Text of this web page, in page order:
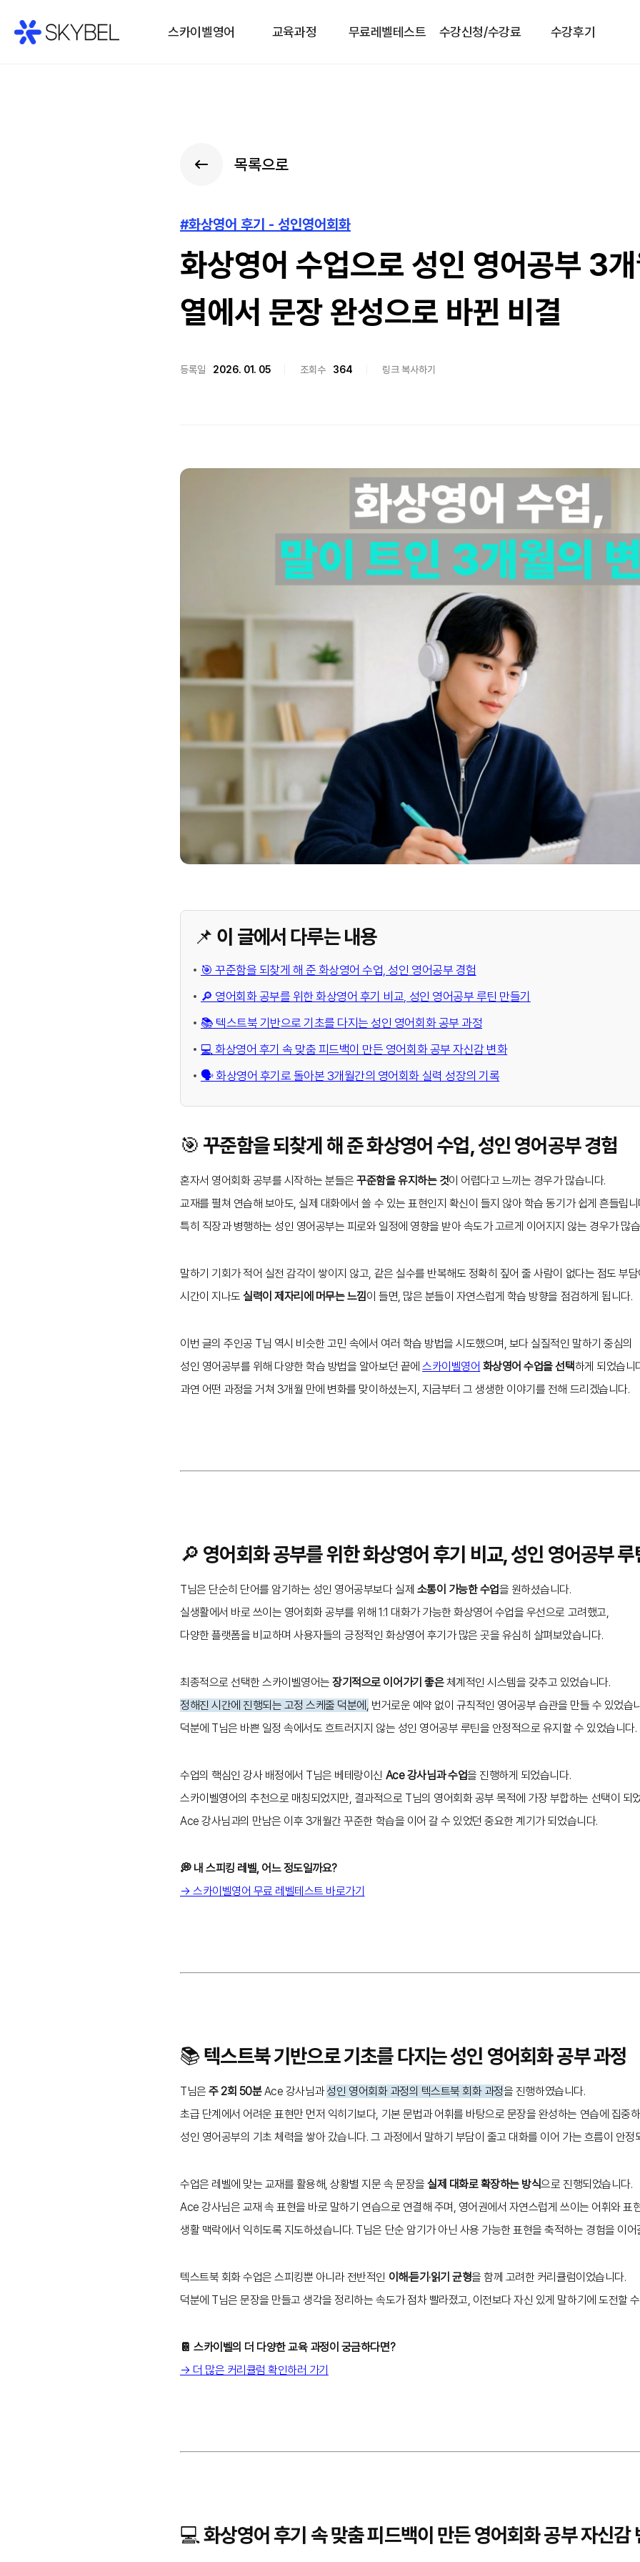
스카이벨영어 교육과정 무료레벨테스트 수강신청/수강료 수강후기
목록으로
#화상영어 후기 - 성인영어회화
화상영어 수업으로 성인 영어공부 3
열에서 문장 완성으로 바뀐 비결
등록일 2026. 01. 05 조회수 364 링크 복사하기
📌 이 글에서 다루는 내용
🎯 꾸준함을 되찾게 해 준 화상영어 수업, 성인 영어공부 경험
🔎 영어회화 공부를 위한 화상영어 후기 비교, 성인 영어공부 루틴 만들기
📚 텍스트북 기반으로 기초를 다지는 성인 영어회화 공부 과정
💻 화상영어 후기 속 맞춤 피드백이 만든 영어회화 공부 자신감 변화
🗣️ 화상영어 후기로 돌아본 3개월간의 영어회화 실력 성장의 기록
🎯 꾸준함을 되찾게 해 준 화상영어 수업, 성인 영어공부 경험
혼자서 영어회화 공부를 시작하는 분들은꾸준함을 유지하는 것이 어렵다고 느끼는 경우가 많습니다.
교재를 펼쳐 연습해 보아도, 실제 대화에서 쓸 수 있는 표현인지 확신이 들지 않아 학습 동기가 쉽게 흔들립니
특히 직장과 병행하는 성인 영어공부는 피로와 일정에 영향을 받아 속도가 고르게 이어지지 않는 경우가 많
말하기 기회가 적어 실전 감각이 쌓이지 않고, 같은 실수를 반복해도 정확히 짚어 줄 사람이 없다는 점도 부
시간이 지나도실력이 제자리에 머무는 느낌 이 들면, 많은 분들이 자연스럽게 학습 방향을 점검하게 됩니다.
이번 글의 주인공 T님 역시 비슷한 고민 속에서 여러 학습 방법을 시도했으며, 보다 실질적인 말하기 중심의
성인 영어공부를 위해 다양한 학습 방법을 알아보던 끝에스카이벨영어 화상영어 수업을 선택하게 되었습니
과연 어떤 과정을 거쳐 3개월 만에 변화를 맞이하셨는지, 지금부터 그 생생한 이야기를 전해 드리겠습니다.
🔎 영어회화 공부를 위한 화상영어 후기 비교, 성인 영어공부 루
T님은 단순히 단어를 암기하는 성인 영어공부보다 실제 소통이 가능한 수업을 원하셨습니다.
실생활에서 바로 쓰이는 영어회화 공부를 위해 1:1 대화가 가능한 화상영어 수업을 우선으로 고려했고,
다양한 플랫폼을 비교하며 사용자들의 긍정적인 화상영어 후기가 많은 곳을 유심히 살펴보았습니다.
최종적으로 선택한 스카이벨영어는장기적으로 이어가기 좋은체계적인 시스템을 갖추고 있었습니다.
정해진 시간에 진행되는 고정 스케줄 덕분에, 번거로운 예약 없이 규칙적인 영어공부 습관을 만들 수 있었습
덕분에 T님은 바쁜 일정 속에서도 흐트러지지 않는 성인 영어공부 루틴을 안정적으로 유지할 수 있었습니다.
수업의 핵심인 강사 배정에서 T님은 베테랑이신 Ace 강사님과 수업을 진행하게 되었습니다.
스카이벨영어의 추천으로 매칭되었지만, 결과적으로 T님의 영어회화 공부 목적에 가장 부합하는 선택이 되
Ace 강사님과의 만남은 이후 3개월간 꾸준한 학습을 이어 갈 수 있었던 중요한 계기가 되었습니다.
💭 내 스피킹 레벨, 어느 정도일까요?
→ 스카이벨영어 무료 레벨테스트 바로가기
📚 텍스트북 기반으로 기초를 다지는 성인 영어회화 공부 과정
T님은주 2회 50분Ace 강사님과성인 영어회화 과정의 텍스트북 회화 과정을 진행하였습니다.
초급 단계에서 어려운 표현만 먼저 익히기보다, 기본 문법과 어휘를 바탕으로 문장을 완성하는 연습에 집중
성인 영어공부의 기초 체력을 쌓아 갔습니다. 그 과정에서 말하기 부담이 줄고 대화를 이어 가는 흐름이 안정
수업은 레벨에 맞는 교재를 활용해, 상황별 지문 속 문장을실제 대화로 확장하는 방식으로 진행되었습니다.
Ace 강사님은 교재 속 표현을 바로 말하기 연습으로 연결해 주며, 영어권에서 자연스럽게 쓰이는 어휘와 표
생활 맥락에서 익히도록 지도하셨습니다. T님은 단순 암기가 아닌 사용 가능한 표현을 축적하는 경험을 이어
텍스트북 회화 수업은 스피킹뿐 아니라 전반적인 이해·듣기·읽기 균형을 함께 고려한 커리큘럼이었습니다.
덕분에 T님은 문장을 만들고 생각을 정리하는 속도가 점차 빨라졌고, 이전보다 자신 있게 말하기에 도전할
📔 스카이벨의 더 다양한 교육 과정이 궁금하다면?
→ 더 많은 커리큘럼 확인하러 가기
💻 화상영어 후기 속 맞춤 피드백이 만든 영어회화 공부 자신감